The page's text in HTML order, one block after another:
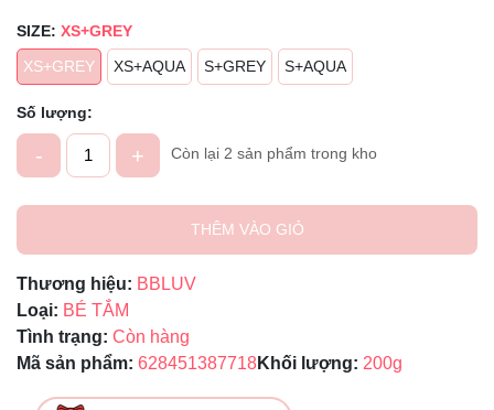
SIZE: XS+GREY
XS+GREY
XS+AQUA S+GREY S+AQUA
Số lượng:
- + Còn lại 2 sản phẩm trong kho
THÊM VÀO GIỎ
Thương hiệu: BBLUV
Loại: BÉ TẮM
Tình trạng: Còn hàng
Mã sản phẩm: 628451387718Khối lượng: 200g